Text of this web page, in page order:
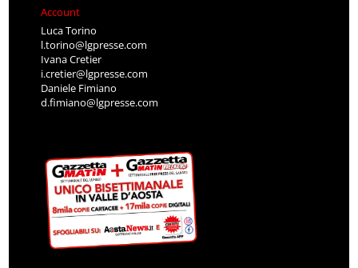
Account
Luca Torino
l.torino@lgpresse.com
Ivana Cretier
i.cretier@lgpresse.com
Daniele Fimiano
d.fimiano@lgpresse.com